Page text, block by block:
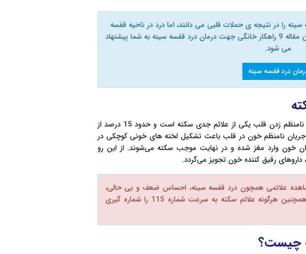
را در نتیجه ی حملات قلبی می دانند، اما درد در ناحیه قفسه
سینه به دلایل متعددی می تواند اتفاق افتد. در این مقاله 9 راهکار خانگی جهت درمان درد قفسه سینه به شما پیشنهاد
می شود.
درد قفسه سینه
داشته باشند. نامنظم زدن قلب یکی از علائم جدی سکته است و حدود 15 درصد از
جریان نامنظم خون در قلب باعث تشکیل لخته های خونی کوچکی در
خون وارد مغز شده و در نهایت موجب سکته می‌شوند. از این رو
داروهای رقیق کننده خون تجویز می‌گردد.
علائمی همچون درد قفسه سینه، احساس ضعف و بی حالی،
ضربان تند قلب (بیش از 100 بار در دقیقه) و همچنین هرگونه علائم سکته به سرعت شماره 115 را شماره گیری
چیست؟